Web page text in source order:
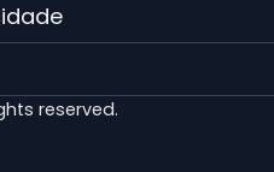
reserved.